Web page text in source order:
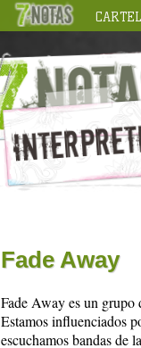
Fade Away
Fade Away es un
Estamos influenciados
escuchamos bandas de